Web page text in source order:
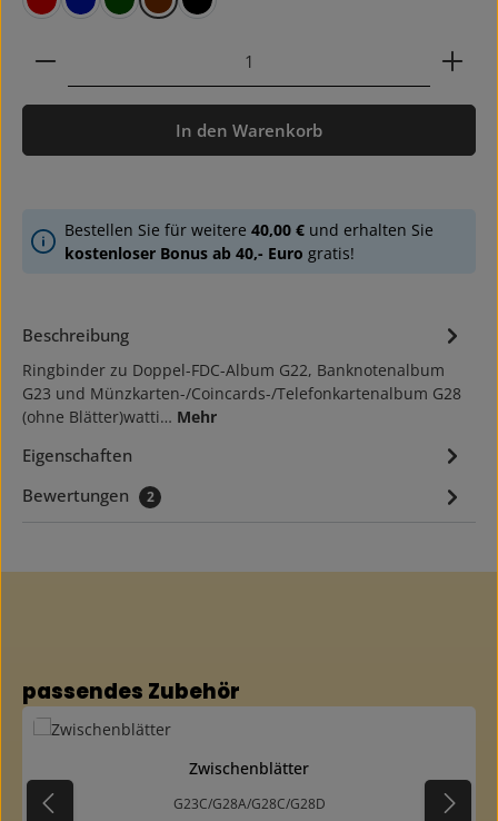
rot blau grünbraunschwarz
Produkt Anzahl: Gib den gewünschten Wert ein
In den Warenkorb
Bestellen Sie für weitere 40,00 € und erhalten Sie
kostenloser Bonus ab 40,- Euro gratis!
Beschreibung
Ringbinder zu Doppel-FDC-Album G22, Banknotenalbum
G23 und Münzkarten-/Coincards-/Telefonkartenalbum G28
(ohne Blätter)watti… Mehr
Eigenschaften
Bewertungen
2
Produktgalerie überspringen
passendes Zubehör
Zwischenblätter
G23C/G28A/G28C/G28D